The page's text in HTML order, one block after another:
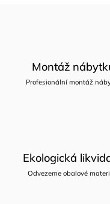
Montáž
Profesionální montáž
Ekologická
Odvezeme obalové